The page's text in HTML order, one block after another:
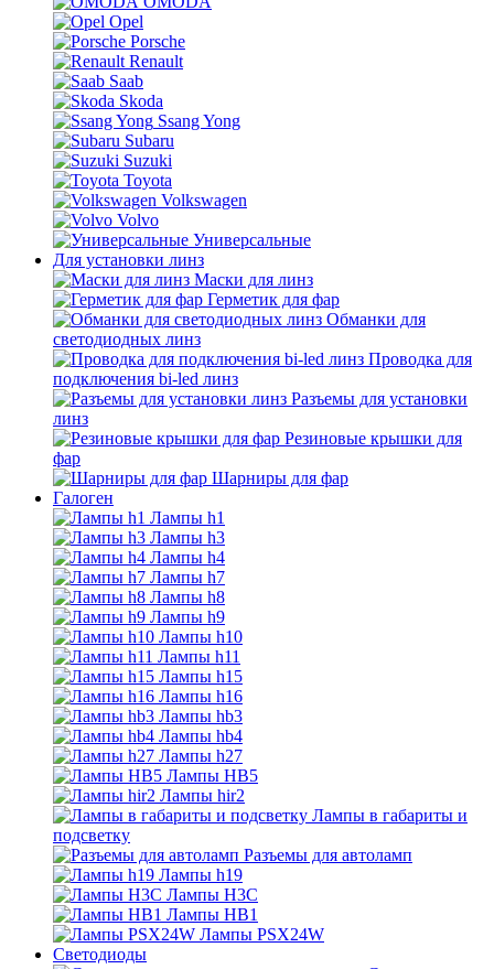
Opel
Porsche
Renault
Saab
Skoda
Ssang Yong
Subaru
Suzuki
Toyota
Volkswagen
Volvo
Универсальные
Для установки линз
Маски для линз
Герметик для фар
Обманки для
светодиодных линз
Проводка для
подключения bi-led линз
Разъемы для установки
линз
Резиновые крышки для
фар
Шарниры для фар
Галоген
Лампы h1
Лампы h3
Лампы h4
Лампы h7
Лампы h8
Лампы h9
Лампы h10
Лампы h11
Лампы h15
Лампы h16
Лампы hb3
Лампы hb4
Лампы h27
Лампы HB5
Лампы hir2
Лампы в габариты и
подсветку
Разъемы для автоламп
Лампы h19
Лампы H3C
Лампы HB1
Лампы PSX24W
Светодиоды